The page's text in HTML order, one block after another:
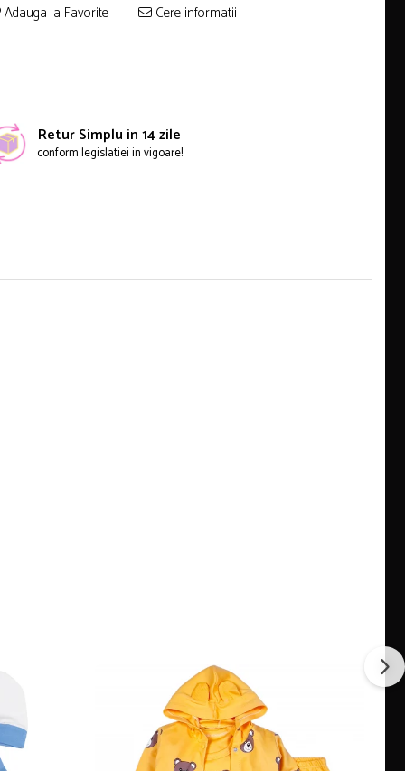
Adauga la Favorite Cere informatii
Retur Simplu in 14 zile
conform legislatiei in vigoare!